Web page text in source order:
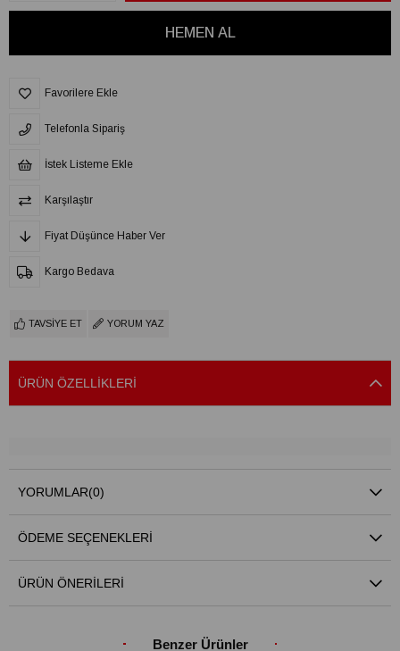
Favorilere Ekle
Telefonla Sipariş
İstek Listeme Ekle
Karşılaştır
Fiyat Düşünce Haber Ver
Kargo Bedava
TAVSIYE ET YORUM YAZ
ÜRÜN ÖZELLIKLERI
YORUMLAR(0)
ÖDEME SEÇENEKLERI
ÜRÜN ÖNERILERI
Benzer Ürünler